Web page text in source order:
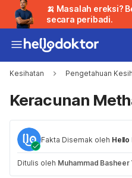
🍌 Masalah ereksi?
secara peribadi.
Kesihatan Pengetahuan
Keracunan
Fakta Disemak oleh Hello
Ditulis oleh Muhammad Basheer